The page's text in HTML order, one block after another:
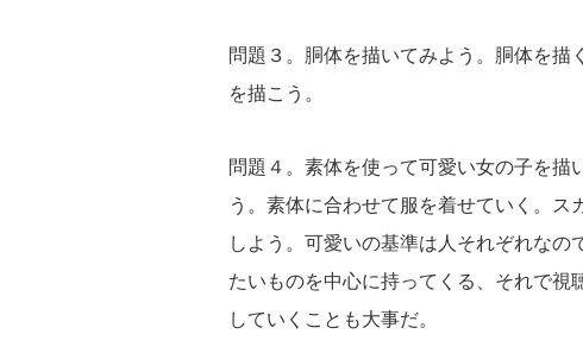
問題３。胴体を描いてみよう。胴体を描
を描こう。
問題４。素体を使って可愛い女の子を描
う。素体に合わせて服を着せていく。
しよう。可愛いの基準は人それぞれな
たいものを中心に持ってくる、それで
していくことも大事だ。